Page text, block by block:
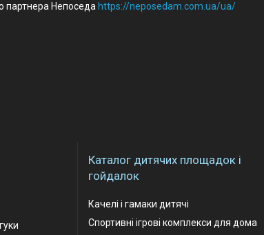
партнера Непоседа https://neposedam.com.ua/ua/
Каталог дитячих площадок і
гойдалок
Качелі і гамаки дитячі
Спортивні ігрові комплекси для дома